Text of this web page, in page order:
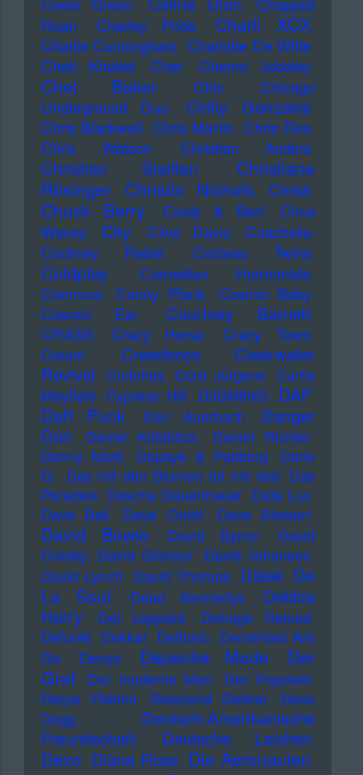
Ceelo Green
Chappell
Roan
Charley Pride Charli XCX
Charlie Cunningham Charlotte De Witte
Cheb Khaled
Cher Cherno Jobatey
Chet Baker Chic
Chicago
Underground Duo
Chilly Gonzales
Chris Blackwell Chris Martin Chris Rea
Chris Watson
Christian Anders
Christian Steiffen
Christiane
Rösinger
Christin Nichols Christl
Chuck Berry Cindy & Bert
Circa
Waves
City Clive Davis
Coachella
Cockney Rebel
Cocteau Twins
Coldplay
Comedian Harmonists
Common
Conny Plank
Cosmic Baby
Cosmic Ear
Courtney Barnett
CRASS Crazy Horse Crazy Town
Cream
Creedence Clearwater
Revival
Crutches Curd Jürgens Curtis
Mayfield Cypress Hill D3SM6ND DAF
Daft Punk Dan Auerbach
Danger
Dan
Daniel Küblböck
Daniel Richter
Danny Mark
Dapayk & Padberg
Dario
G. Das mit den Blumen tut mir leid Das
Paradies Dascha Dauenhauer Data Luv
Dave Ball
Dave Grohl Dave Stewart
David Bowie David Byrne
David
Crosby David Gilmour David Johansen
David Lynch David Thomas Dälek De
La Soul
Dead Kennedys
Debbie
Harry
Def Leppard
Defrage Reload
Defunkt Dekker Delfonic Demented Are
Go
Denyo Depeche Mode
Der
Graf
Der moderne Man
Der Popolski
Derya Yildirim
Desmond Dekker
Deso
Dogg
Deutsch-Amerikanische
Freundschaft
Deutsche Laichen
Devo Diana Ross Die Aeronauten